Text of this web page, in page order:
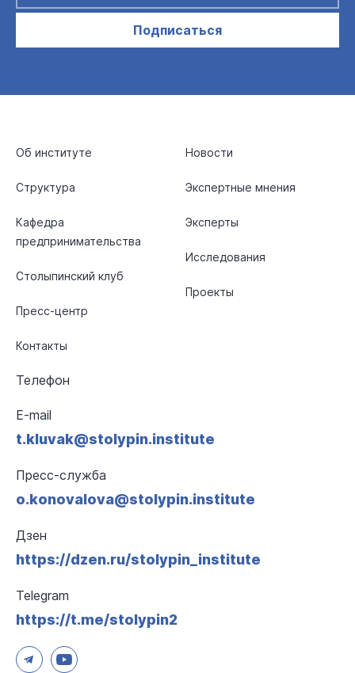
Подписаться
Об институте
Структура
Кафедра
предпринимательства
Столыпинский клуб
Пресс-центр
Контакты
Новости
Экспертные мнения
Эксперты
Исследования
Проекты
Телефон
E-mail
t.kluvak@stolypin.institute
Пресс-служба
o.konovalova@stolypin.institute
Дзен
https://dzen.ru/stolypin_institute
Telegram
https://t.me/stolypin2